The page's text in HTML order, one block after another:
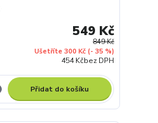
849 Kč
Ušetříte 300 Kč (- 35 %)
549 Kč
454 Kčbez DPH
Přidat do košíku